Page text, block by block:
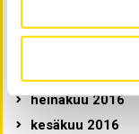
marraskuu 2016
heinäkuu 2016
kesäkuu 2016